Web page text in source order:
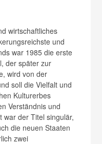
wirtschaftliches
und
war 1985 die erste
der später zur
wird von der
soll die Vielfalt und
Kulturerbes
Verständnis und
war der Titel singulär,
die neuen Staaten
zwei